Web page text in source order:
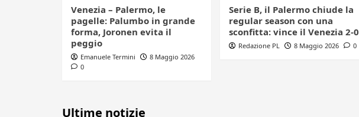
Venezia – Palermo, le
pagelle: Palumbo in grande
forma, Joronen evita il
peggio
Emanuele Termini
8 Maggio 2026
0
Serie B, il Palermo chiude la
regular season con una
sconfitta: vince il Venezia 2-0
Redazione PL 8 Maggio 2026 0
Ultime notizie